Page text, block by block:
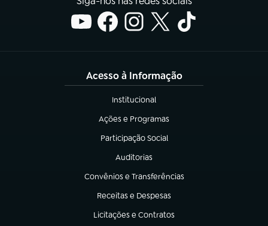
Acesso à Informação
Institucional
(abre em nova aba)
Ações e Programas
(abre em nova aba)
Participação Social
(abre em nova aba)
Auditorias
(abre em nova aba)
Convênios e Transferências
(abre em nova aba)
Receitas e Despesas
(abre em nova aba)
Licitações e Contratos
(abre em nova aba)